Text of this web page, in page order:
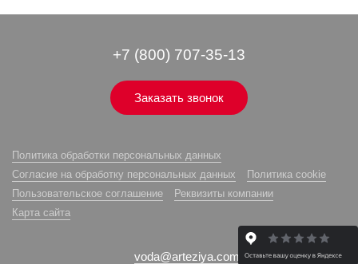
+7 (800) 707-35-13
Заказать звонок
Политика обработки персональных данных
Согласие на обработку персональных данных
Политика cookie
Пользовательское соглашение
Реквизиты компании
Карта сайта
voda@arteziya.com